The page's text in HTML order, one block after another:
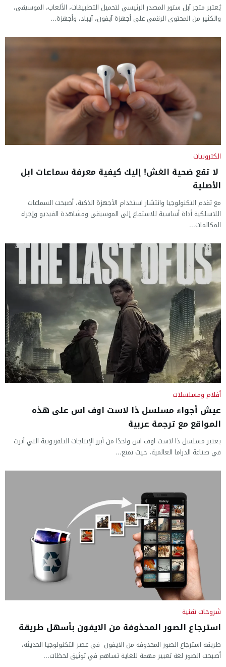
يُعتبر متجر آبل ستور المصدر الرئيسي لتحميل التطبيقات، الألعاب، الموسيقى،
والكثير من المحتوى الرقمي على أجهزة آيفون، آيباد، وأجهزة...
الكترونيات
لا تقع ضحية الغش! إليك كيفية معرفة سماعات ابل
الأصلية
مع تقدم التكنولوجيا وانتشار استخدام الأجهزة الذكية، أصبحت السماعات
اللاسلكية أداة أساسية للاستماع إلى الموسيقى ومشاهدة الفيديو وإجراء
المكالمات...
أفلام ومسلسلات
عيش أجواء مسلسل ذا لاست اوف اس على هذه
المواقع مع ترجمة عربية
يعتبر مسلسل ذا لاست اوف اس واحدًا من أبرز الإنتاجات التلفزيونية التي أثرت
في صناعة الدراما العالمية، حيث تمتع...
شروحات تقنية
استرجاع الصور المحذوفة من الايفون بأسهل طريقة
طريقة استرجاع الصور المحذوفة من الايفون في عصر التكنولوجيا الحديثة،
أصبحت الصور لغة تعبير مهمة للغاية تساهم في توثيق لحظات...